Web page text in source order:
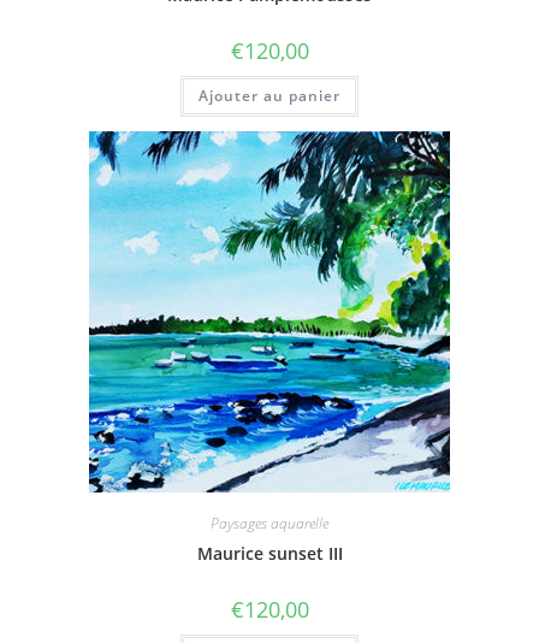
€120,00
Ajouter au panier
Paysages aquarelle
Maurice sunset III
€120,00